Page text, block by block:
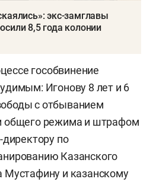
экс-замглавы
8,5 года колонии
гособвинение
Игонову 8 лет и 6
с отбыванием
общего режима и штрафом
по
Казанского
Мустафину и казанскому